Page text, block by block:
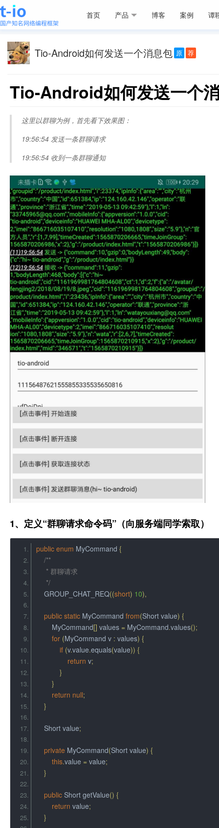
首页 产品 博客 案例 谭
Tio-Android如何发送一个消息包 原 荐
Tio-Android如何发送一个
这里以群聊为例，首先看下效果图：
19:56:54 发送一条群聊请求
19:56:54 收到一条群聊通知
1、定义“群聊请求命令码”（向服务端同学索取）
public enum MyCommand {
/**
     * 群聊请求
     */
    GROUP_CHAT_REQ
((short) 10),
public static MyCommand from(Short value) {
MyCommand[] values = MyCommand.values();
for (MyCommand v : values) {
if (v.value.equals(value)) {
return v;
}
}
return null;
}
Short value;
private MyCommand(Short value) {
this.value = value;
}
public Short getValue() {
return value;
}